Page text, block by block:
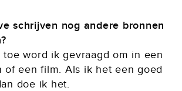
schrijven nog andere bronnen
word ik gevraagd om in een
of een film. Als ik het een goed
doe ik het.